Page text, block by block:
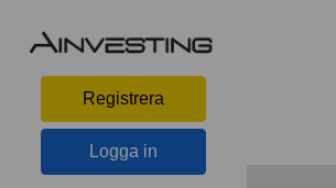
Registrera
Logga in